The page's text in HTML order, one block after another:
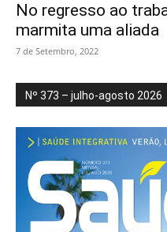
No regresso ao
marmita uma aliada
7 de Setembro, 2022
Nº 373 – julho-agosto 2026